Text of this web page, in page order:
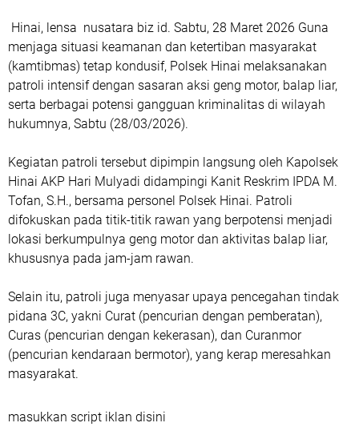
Hinai, lensa nusatara biz id. Sabtu, 28 Maret 2026 Guna
menjaga situasi keamanan dan ketertiban masyarakat
(kamtibmas) tetap kondusif, Polsek Hinai melaksanakan
patroli intensif dengan sasaran aksi geng motor, balap liar,
serta berbagai potensi gangguan kriminalitas di wilayah
hukumnya, Sabtu (28/03/2026).
Kegiatan patroli tersebut dipimpin langsung oleh Kapolsek
Hinai AKP Hari Mulyadi didampingi Kanit Reskrim IPDA M.
Tofan, S.H., bersama personel Polsek Hinai. Patroli
difokuskan pada titik-titik rawan yang berpotensi menjadi
lokasi berkumpulnya geng motor dan aktivitas balap liar,
khususnya pada jam-jam rawan.
Selain itu, patroli juga menyasar upaya pencegahan tindak
pidana 3C, yakni Curat (pencurian dengan pemberatan),
Curas (pencurian dengan kekerasan), dan Curanmor
(pencurian kendaraan bermotor), yang kerap meresahkan
masyarakat.
masukkan script iklan disini